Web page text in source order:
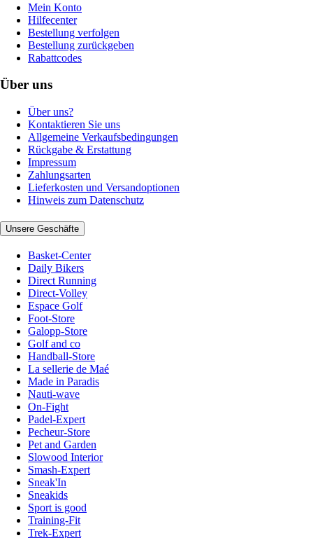
Mein Konto
Hilfecenter
Bestellung verfolgen
Bestellung zurückgeben
Rabattcodes
Über uns
Über uns?
Kontaktieren Sie uns
Allgemeine Verkaufsbedingungen
Rückgabe & Erstattung
Impressum
Zahlungsarten
Lieferkosten und Versandoptionen
Hinweis zum Datenschutz
Unsere Geschäfte
Basket-Center
Daily Bikers
Direct Running
Direct-Volley
Espace Golf
Foot-Store
Galopp-Store
Golf and co
Handball-Store
La sellerie de Maé
Made in Paradis
Nauti-wave
On-Fight
Padel-Expert
Pecheur-Store
Pet and Garden
Slowood Interior
Smash-Expert
Sneak'In
Sneakids
Sport is good
Training-Fit
Trek-Expert